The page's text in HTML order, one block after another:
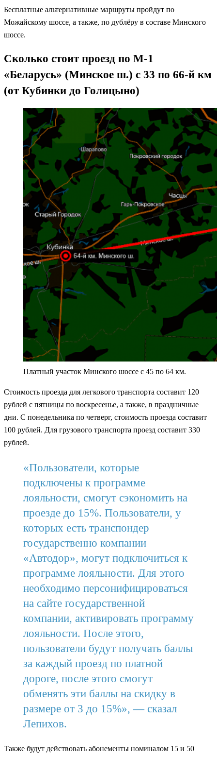
Бесплатные альтернативные маршруты пройдут по
Можайскому шоссе, а также, по дублёру в составе Минского
шоссе.
Сколько стоит проезд по М-1
«Беларусь» (Минское ш.) с 33 по 66-й км
(от Кубинки до Голицыно)
Платный участок Минского шоссе с 45 по 64 км.
Стоимость проезда для легкового транспорта составит 120
рублей с пятницы по воскресенье, а также, в праздничные
дни. С понедельника по четверг, стоимость проезда составит
100 рублей. Для грузового транспорта проезд составит 330
рублей.
«Пользователи, которые
подключены к программе
лояльности, смогут сэкономить на
проезде до 15%. Пользователи, у
которых есть транспондер
государственно компании
«Автодор», могут подключиться к
программе лояльности. Для этого
необходимо персонифицироваться
на сайте государственной
компании, активировать программу
лояльности. После этого,
пользователи будут получать баллы
за каждый проезд по платной
дороге, после этого смогут
обменять эти баллы на скидку в
размере от 3 до 15%», — сказал
Лепихов.
Также будут действовать абонементы номиналом 15 и 50